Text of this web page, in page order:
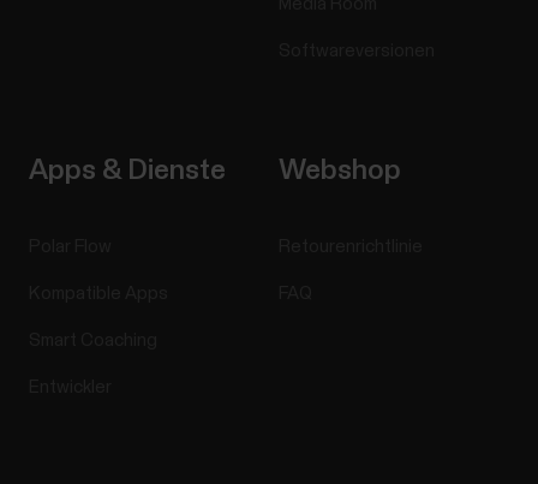
Apps & Dienste Webshop